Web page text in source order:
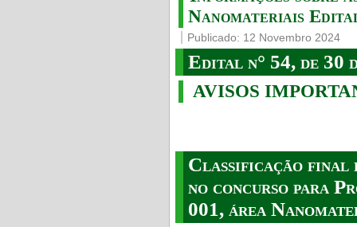
Nanomateriais
Publicado: 12 Novembro 2024
Edital n° 54, de 30
AVISOS
Classificação final
no concurso para
001, área